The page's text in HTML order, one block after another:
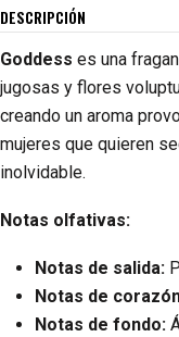
DESCRIPCIÓN
Goddess es una
jugosas y flores
creando un aroma
mujeres que quieren
inolvidable.
Notas olfativas:
Notas de salida:
Notas de
Notas de fondo: